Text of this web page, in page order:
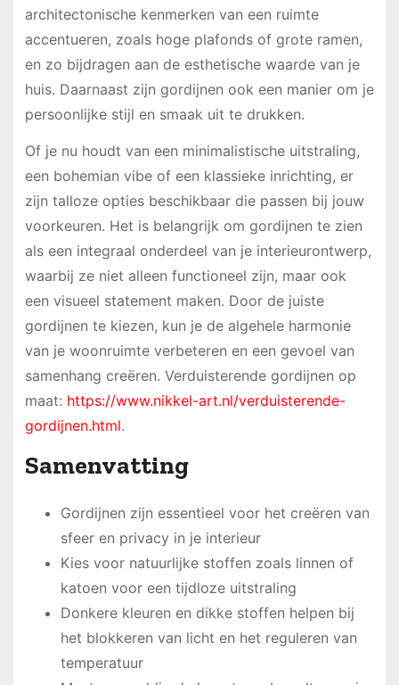
architectonische kenmerken van een ruimte
accentueren, zoals hoge plafonds of grote ramen,
en zo bijdragen aan de esthetische waarde van je
huis. Daarnaast zijn gordijnen ook een manier om je
persoonlijke stijl en smaak uit te drukken.
Of je nu houdt van een minimalistische uitstraling,
een bohemian vibe of een klassieke inrichting, er
zijn talloze opties beschikbaar die passen bij jouw
voorkeuren. Het is belangrijk om gordijnen te zien
als een integraal onderdeel van je interieurontwerp,
waarbij ze niet alleen functioneel zijn, maar ook
een visueel statement maken. Door de juiste
gordijnen te kiezen, kun je de algehele harmonie
van je woonruimte verbeteren en een gevoel van
samenhang creëren. Verduisterende gordijnen op
maat: https://www.nikkel-art.nl/verduisterende-
gordijnen.html.
Samenvatting
Gordijnen zijn essentieel voor het creëren van
sfeer en privacy in je interieur
Kies voor natuurlijke stoffen zoals linnen of
katoen voor een tijdloze uitstraling
Donkere kleuren en dikke stoffen helpen bij
het blokkeren van licht en het reguleren van
temperatuur